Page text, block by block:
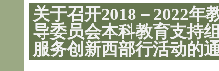
关于召开2018－2022年
导委员会本科教育支持
服务创新西部行活动的